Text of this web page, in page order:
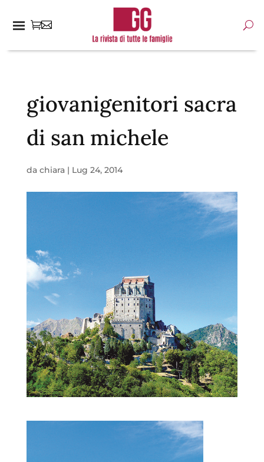
giovanigenitori sacra
di san michele
da chiara| Lug 24, 2014